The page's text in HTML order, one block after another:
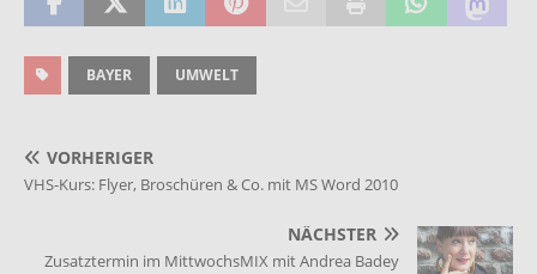
BAYER UMWELT
VORHERIGER
VHS-Kurs: Flyer, Broschüren & Co. mit MS Word 2010
NÄCHSTER
Zusatztermin im MittwochsMIX mit Andrea Badey